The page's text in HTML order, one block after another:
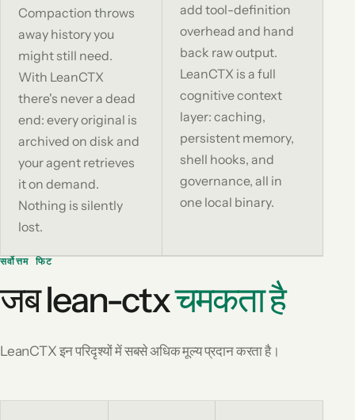
Compaction throws
away history you
might still need.
With LeanCTX
there's never a dead
end: every original is
archived on disk and
your agent retrieves
it on demand.
Nothing is silently
lost.
add tool-definition
overhead and hand
back raw output.
LeanCTX is a full
cognitive context
layer: caching,
persistent memory,
shell hooks, and
governance, all in
one local binary.
सर्वोत्तम फिट
जब lean-ctxचमकता है
LeanCTX इन परिदृश्यों में सबसे अधिक मूल्य प्रदान करता है।